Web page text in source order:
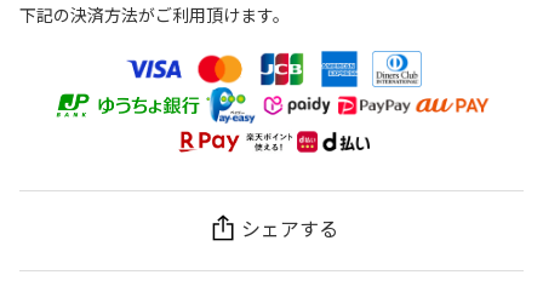
下記の決済方法がご利用頂けます。
シェアする